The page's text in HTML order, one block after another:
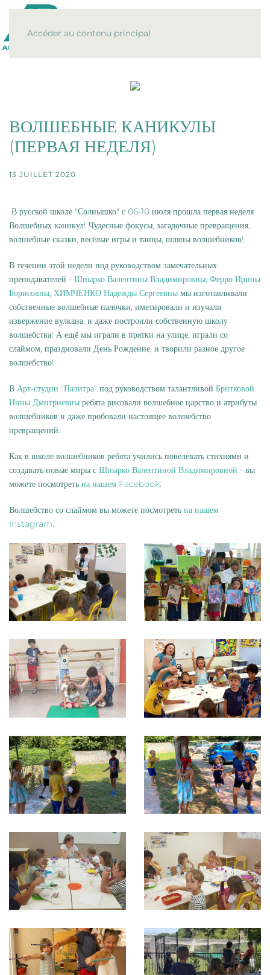
Accéder au contenu principal
ВОЛШЕБНЫЕ КАНИКУЛЫ
(ПЕРВАЯ НЕДЕЛЯ)
13 JUILLET 2020
В русской школе "Солнышко" с 06-10 июля прошла первая неделя
Волшебных каникул! Чудесные фокусы, загадочные превращения,
волшебные сказки, весёлые игры и танцы, шляпы волшебников!
В течении этой недели под руководством замечательных
преподавателей - Шпырко Валентины Владимировны, Ферро Ирины
Борисовны, ХИМЧЕНКО Надежды Сергеевны мы изготавливали
собственные волшебные палочки, иметировали и изучали
извержение вулкана, и даже построили собственную школу
волшебства! А ещё мы играли в прятки на улице, играли со
слаймом, праздновали День Рождение, и творили разное другое
волшебство!
В Арт-студии "Палитра" под руководством талантливой Бритковой
Инны Дмитриевны ребята рисовали волшебное царство и атрибуты
волшебников и даже пробовали настоящее волшебство
превращений.
Как в школе волшебников ребята учились повелевать стихиями и
создавать новые миры с Шпырко Валентиной Владимировной - вы
можете посмотреть на нашем Facebook.
Волшебство со слаймом вы можете посмотреть на нашем
Instagram.